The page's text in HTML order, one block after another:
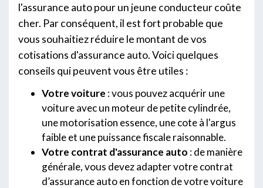
l'assurance auto pour un jeune conducteur coûte
cher. Par conséquent, il est fort probable que
vous souhaitiez réduire le montant de vos
cotisations d'assurance auto. Voici quelques
conseils qui peuvent vous être utiles :
Votre voiture : vous pouvez acquérir une
voiture avec un moteur de petite cylindrée,
une motorisation essence, une cote à l'argus
faible et une puissance fiscale raisonnable.
Votre contrat d'assurance auto : de manière
générale, vous devez adapter votre contrat
d’assurance auto en fonction de votre voiture